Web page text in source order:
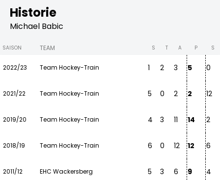
Historie
Michael Babic
SAISON TEAM S T A P S
2022/23 Team Hockey-Train 1 2 3 5 0
2021/22 Team Hockey-Train 5 0 2 2 12
2019/20 Team Hockey-Train 4 3 11 14 2
2018/19 Team Hockey-Train 6 0 12 12 6
2011/12 EHC Wackersberg 5 3 6 9 4